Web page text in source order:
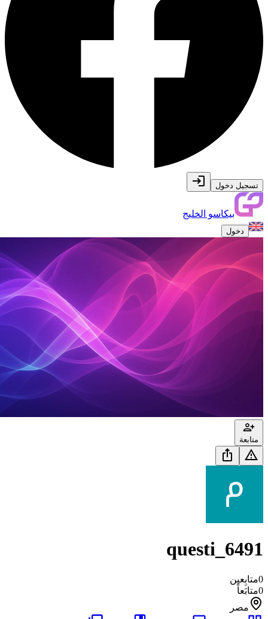
تسجيل دخول
بيكاسو الخليج
دخول
متابعة
questi_6491
0متابِعين
0متابَعاً
مصر